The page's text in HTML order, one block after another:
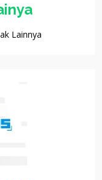
Lainnya